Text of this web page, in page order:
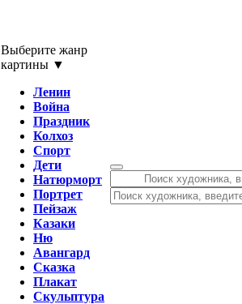
Выберите жанр
картины ▼
Ленин
Война
Праздник
Колхоз
Спорт
Дети
Натюрморт
Портрет
Пейзаж
Казаки
Ню
Авангард
Сказка
Плакат
Скульптура